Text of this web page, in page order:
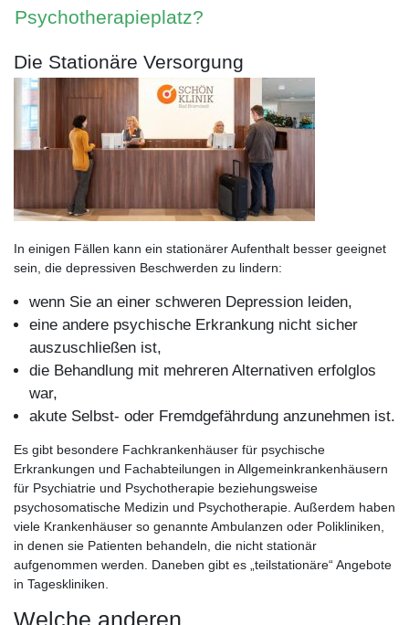
Psychotherapieplatz?
Die Stationäre Versorgung
In einigen Fällen kann ein stationärer Aufenthalt besser geeignet
sein, die depressiven Beschwerden zu lindern:
wenn Sie an einer schweren Depression leiden,
eine andere psychische Erkrankung nicht sicher
auszuschließen ist,
die Behandlung mit mehreren Alternativen erfolglos
war,
akute Selbst- oder Fremdgefährdung anzunehmen ist.
Es gibt besondere Fachkrankenhäuser für psychische
Erkrankungen und Fachabteilungen in Allgemeinkrankenhäusern
für Psychiatrie und Psychotherapie beziehungsweise
psychosomatische Medizin und Psychotherapie. Außerdem haben
viele Krankenhäuser so genannte Ambulanzen oder Polikliniken,
in denen sie Patienten behandeln, die nicht stationär
aufgenommen werden. Daneben gibt es „teilstationäre“ Angebote
in Tageskliniken.
Welche anderen